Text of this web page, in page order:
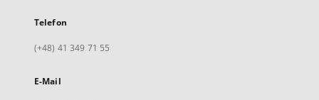
Telefon
(+48) 41 349 71 55
E-Mail